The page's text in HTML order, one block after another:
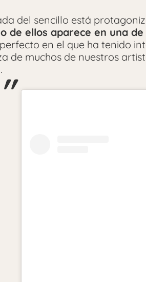
del sencillo está
de ellos aparece en una
en el que ha tenido
de muchos de nuestros